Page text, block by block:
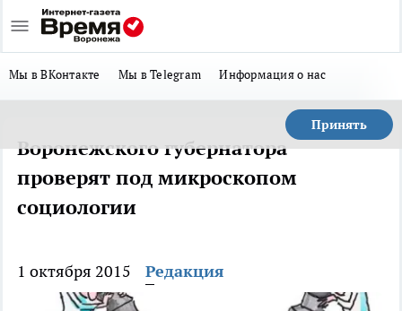
Мы в ВКонтакте Мы в Telegram Информация о нас
Принять
Воронежского губернатора
проверят под микроскопом
социологии
1 октября 2015 Редакция